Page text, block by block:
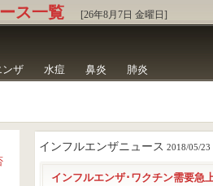
ス一覧 [26年8月7日 金曜日]
ンザ 水痘 鼻炎 肺炎
インフルエンザニュース 2018/05/
インフルエンザ･ワクチン需要急